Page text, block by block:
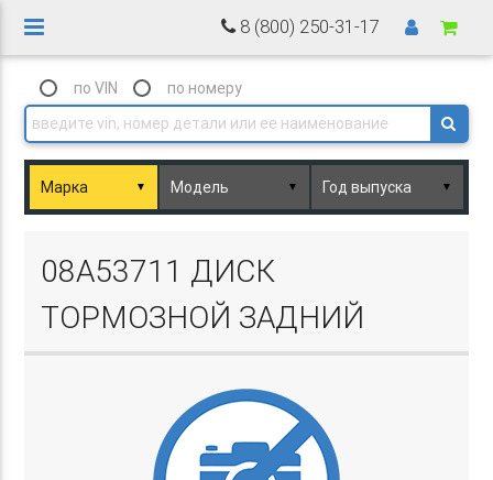
8 (800) 250-31-17
по VIN по номеру
▼ ▼ ▼
08A53711 ДИСК
ТОРМОЗНОЙ ЗАДНИЙ